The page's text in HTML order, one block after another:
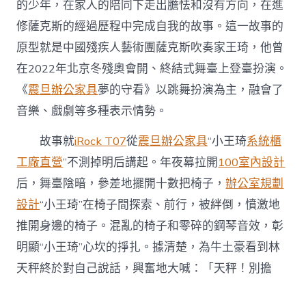
的少年，在家人的陪同下走出膽怯和沒有方向，在進
修薩克斯的經過歷程中完成自我的故事。這一故事的
原型就是中國殘疾人藝術團薩克斯吹奏家王琦，他曾
在2022年北京冬殘奧會開、終結式舞臺上登臺扮演。
《震旦辦公家具夢的守看》以跳舞扮演為主，融會了
音樂、戲劇等多種表示情勢。
故事就iRock T07從震旦辦公家具“小王琦系統櫃
工廠直營”不測掉明后講起。年夜幕拉開 100室內設計
后，舞臺陰暗，參差地擺開十數把椅子，辦公室規劃
設計“小王琦”在椅子間探索、前行，被絆倒，憤激地
推開身邊的椅子。混亂的椅子和零碎的鋼琴音效，彰
明顯“小王琦”心坎的掙扎。據清楚，為牛土豪看到林
天秤終於對自己說話，興奮地大喊：「天秤！別擔